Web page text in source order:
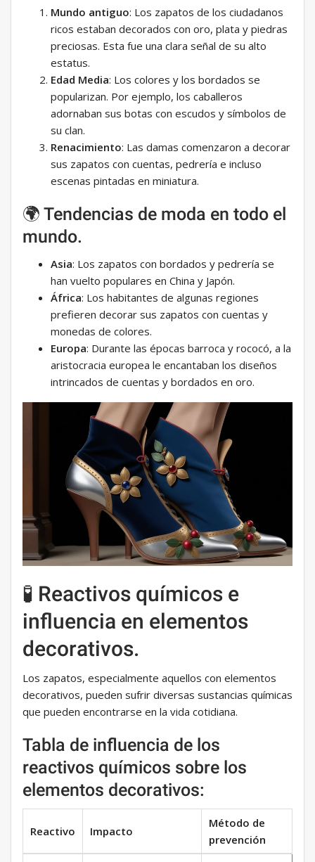
Mundo antiguo: Los zapatos de los ciudadanos
ricos estaban decorados con oro, plata y piedras
preciosas. Esta fue una clara señal de su alto
estatus.
Edad Media: Los colores y los bordados se
popularizan. Por ejemplo, los caballeros
adornaban sus botas con escudos y símbolos de
su clan.
Renacimiento: Las damas comenzaron a decorar
sus zapatos con cuentas, pedrería e incluso
escenas pintadas en miniatura.
🌍 Tendencias de moda en todo el
mundo.
Asia: Los zapatos con bordados y pedrería se
han vuelto populares en China y Japón.
África: Los habitantes de algunas regiones
prefieren decorar sus zapatos con cuentas y
monedas de colores.
Europa: Durante las épocas barroca y rococó, a la
aristocracia europea le encantaban los diseños
intrincados de cuentas y bordados en oro.
🧪 Reactivos químicos e
influencia en elementos
decorativos.
Los zapatos, especialmente aquellos con elementos
decorativos, pueden sufrir diversas sustancias químicas
que pueden encontrarse en la vida cotidiana.
Tabla de influencia de los
reactivos químicos sobre los
elementos decorativos:
Reactivo Impacto
Método de
prevención